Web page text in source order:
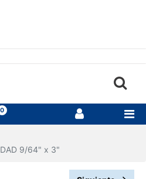
0
9/64" x 3"